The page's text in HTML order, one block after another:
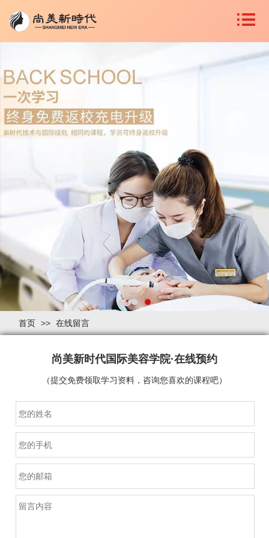
首页 >> 在线留言
尚美新时代国际美容学院·在线预约
（提交免费领取学习资料，咨询您喜欢的课程吧）